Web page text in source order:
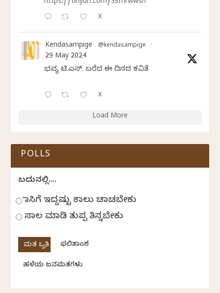
https://tinyurl.com/35mrwwsn
X
Kendasampige @kendasampige ·
29 May 2024
ಭವ್ಯ ಟಿ.ಎಸ್. ಬರೆದ ಈ ದಿನದ ಕವಿತೆ
X
Load More
POLLS
ಬದುಕಿನಲ್ಲಿ....
ಹಾಸಿಗೆ ಇದ್ದಷ್ಟು ಕಾಲು ಚಾಚಬೇಕು
ಸಾಲ ಮಾಡಿ ತುಪ್ಪ ತಿನ್ನಬೇಕು
ಫಲಿತಾಂಶ
ಹಳೆಯ ಜನಮತಗಳು